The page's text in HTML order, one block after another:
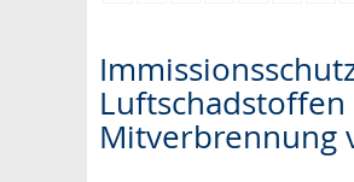
Mitverbrennung